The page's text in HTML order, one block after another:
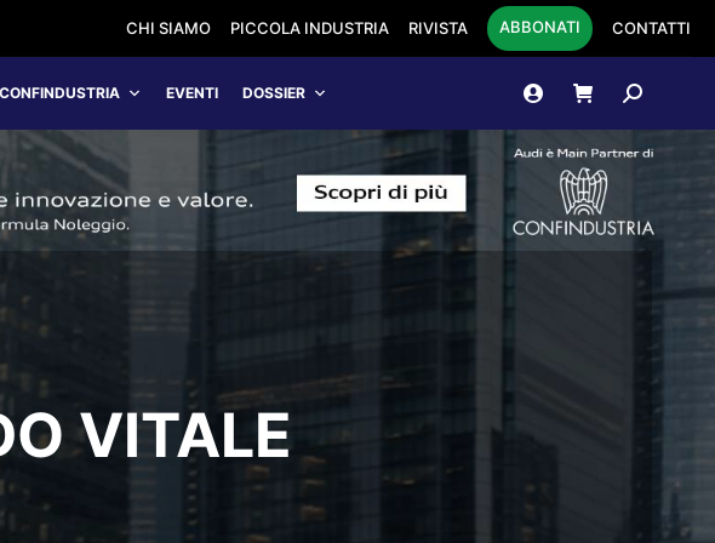
CHI SIAMO PICCOLA INDUSTRIA RIVISTA ABBONATI CONTATTI
CONFINDUSTRIA EVENTI DOSSIER Cerca:
VITALE